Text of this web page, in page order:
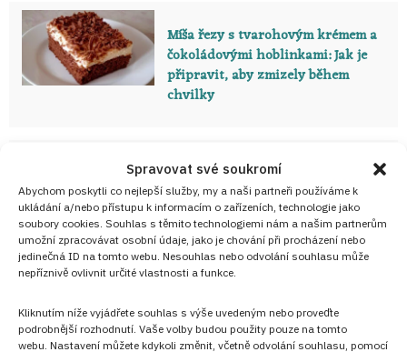
Spravovat své soukromí
Abychom poskytli co nejlepší služby, my a naši partneři používáme k
ukládání a/nebo přístupu k informacím o zařízeních, technologie jako
soubory cookies. Souhlas s těmito technologiemi nám a našim partnerům
umožní zpracovávat osobní údaje, jako je chování při procházení nebo
jedinečná ID na tomto webu. Nesouhlas nebo odvolání souhlasu může
nepříznivě ovlivnit určité vlastnosti a funkce.
Kliknutím níže vyjádřete souhlas s výše uvedeným nebo proveďte
podrobnější rozhodnutí. Vaše volby budou použity pouze na tomto
webu. Nastavení můžete kdykoli změnit, včetně odvolání souhlasu, pomocí
Míša řezy s tvarohovým krémem a
čokoládovými hoblinkami: Jak je
připravit, aby zmizely během
chvilky
Ořechovo-kávový dezert s
lehoučkým sněhovým korpusem a
sametovým vanilkovým krémem:
Toto se neobejde bez ochutnávky
z webuWikipedie